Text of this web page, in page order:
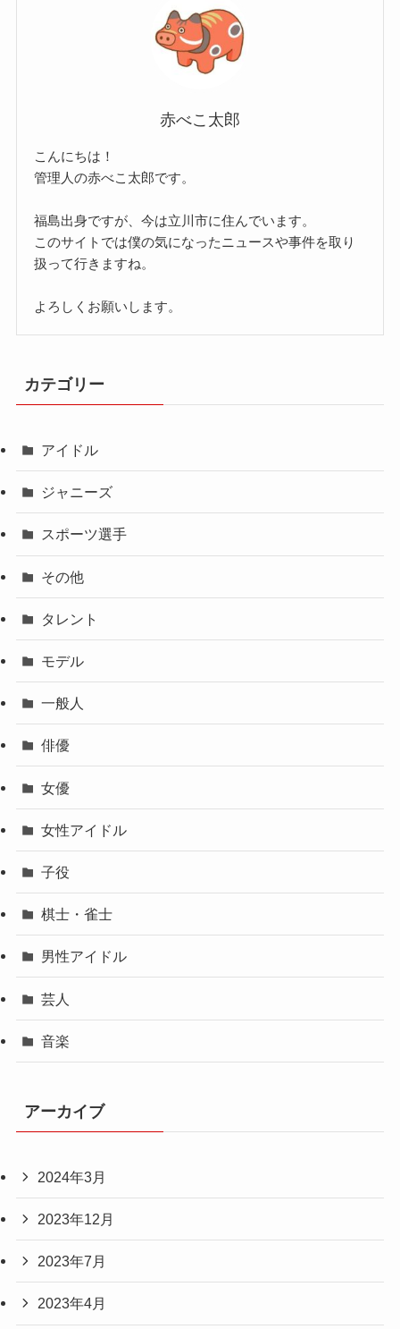
赤べこ太郎
こんにちは！
管理人の赤べこ太郎です。
福島出身ですが、今は立川市に住んでいます。
このサイトでは僕の気になったニュースや事件を取り
扱って行きますね。
よろしくお願いします。
カテゴリー
アイドル
ジャニーズ
スポーツ選手
その他
タレント
モデル
一般人
俳優
女優
女性アイドル
子役
棋士・雀士
男性アイドル
芸人
音楽
アーカイブ
2024年3月
2023年12月
2023年7月
2023年4月